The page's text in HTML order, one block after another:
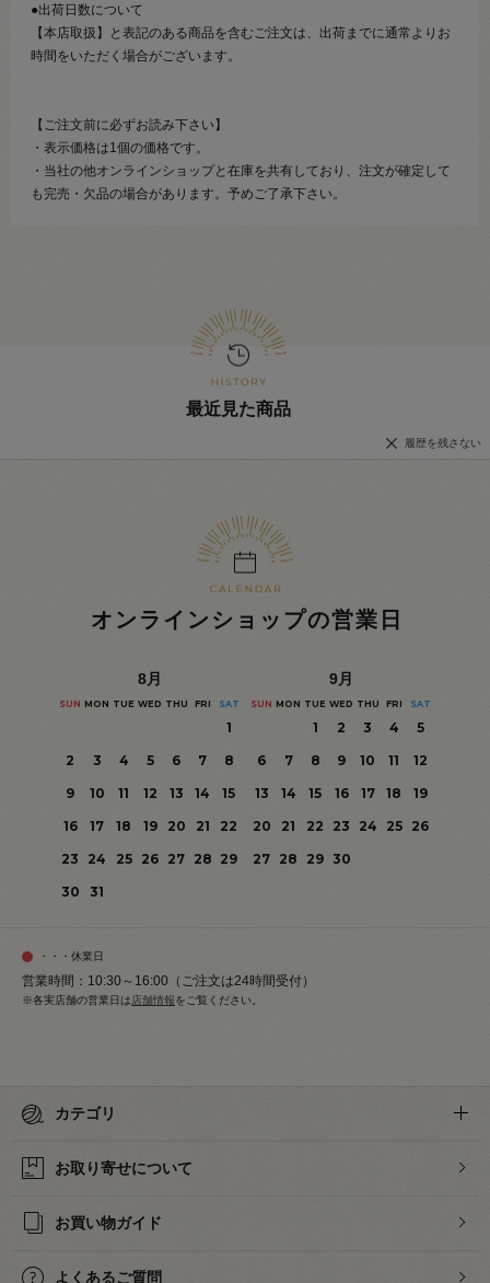
●出荷日数について
【本店取扱】と表記のある商品を含むご注文は、出荷までに通常よりお
時間をいただく場合がございます。
【ご注文前に必ずお読み下さい】
・表示価格は1個の価格です。
・当社の他オンラインショップと在庫を共有しており、注文が確定して
も完売・欠品の場合があります。予めご了承下さい。
最近見た商品
履歴を残さない
オンラインショップの営業日
8月
SUN MON TUE WED THU FRI SAT
1
2
3 4 5 6 7
8
9
10 11 12 13 14
15
16
17 18 19 20 21
22
23
24 25 26 27 28 29
30
31
9月
SUN MON TUE WED THU FRI SAT
1 2 3 4
5
6
7 8 9 10 11
12
13
14 15 16 17 18
19
20
21 22 23 24 25
26
27 28 29 30
・・・休業日
営業時間：10:30～16:00（ご注文は24時間受付）
※各実店舗の営業日は 店舗情報をご覧ください。
カテゴリ
お取り寄せについて
お買い物ガイド
よくあるご質問